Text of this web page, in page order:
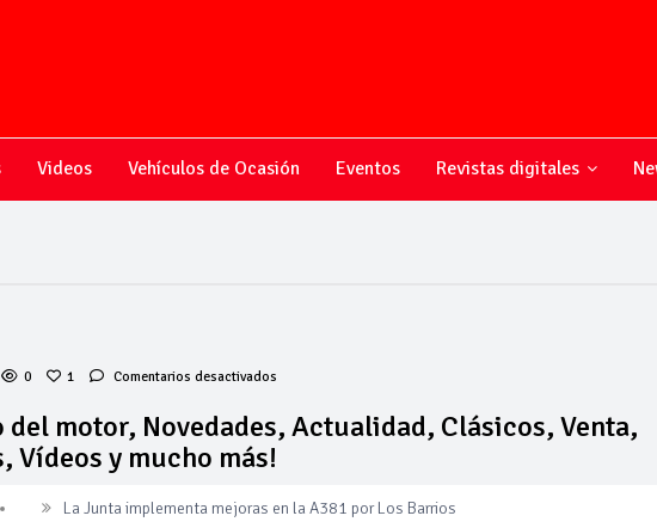
Videos Vehículos de Ocasión Eventos Revistas digitales
0 1 Comentarios desactivadosen
sobre
el
motor,
Novedades,
del motor, Novedades, Actualidad, Clásicos, Venta,
Vídeos y mucho más!
La Junta implementa mejoras en la A381 por Los Barrios
Invercar amplía su flota de vehículos de manos de Cadimar